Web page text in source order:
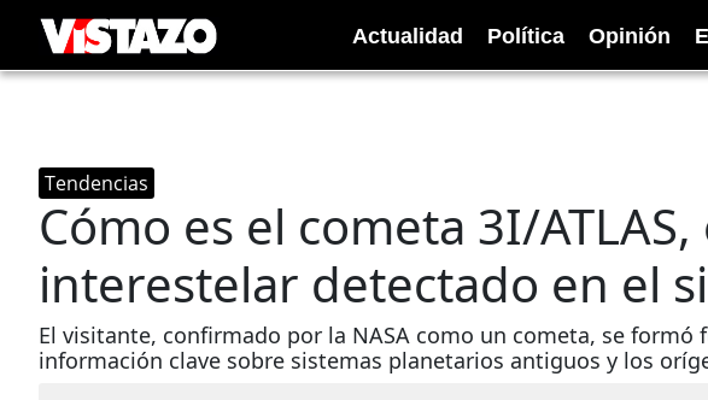
Actualidad Política Opinión
Tendencias
Cómo es el cometa 3I/
interestelar detectado en el
El visitante, confirmado por la NASA como un cometa, se formó
información clave sobre sistemas planetarios antiguos y los